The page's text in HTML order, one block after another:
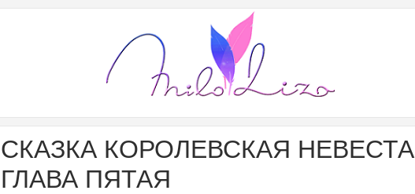
СКАЗКА КОРОЛЕВСКАЯ НЕВЕСТА
ГЛАВА ПЯТАЯ